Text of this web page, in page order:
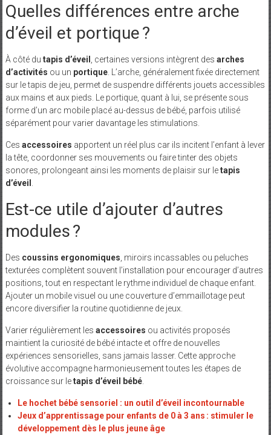
Quelles différences entre arche
d’éveil et portique ?
À côté du tapis d’éveil , certaines versions intègrent des arches
d’activités ou un portique. L’arche, généralement fixée directement
sur le tapis de jeu, permet de suspendre différents jouets accessibles
aux mains et aux pieds. Le portique, quant à lui, se présente sous
forme d’un arc mobile placé au-dessus de bébé, parfois utilisé
séparément pour varier davantage les stimulations.
Ces accessoires apportent un réel plus car ils incitent l’enfant à lever
la tête, coordonner ses mouvements ou faire tinter des objets
sonores, prolongeant ainsi les moments de plaisir sur letapis
d’éveil
Est-ce utile d’ajouter d’autres
modules ?
Des coussins ergonomiques , miroirs incassables ou peluches
texturées complètent souvent l’installation pour encourager d’autres
positions, tout en respectant le rythme individuel de chaque enfant.
Ajouter un mobile visuel ou une couverture d’emmaillotage peut
encore diversifier la routine quotidienne de jeux.
Varier régulièrement les accessoires ou activités proposés
maintient la curiosité de bébé intacte et offre de nouvelles
expériences sensorielles, sans jamais lasser. Cette approche
évolutive accompagne harmonieusement toutes les étapes de
croissance sur letapis d’éveil bébé.
Le hochet bébé sensoriel : un outil d’éveil incontournable
Jeux d’apprentissage pour enfants de 0 à 3 ans : stimuler le
développement dès le plus jeune âge